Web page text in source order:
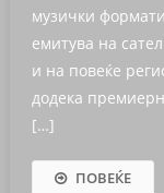
музички
емитува на
и на повеќе
додека
[…]
ПОВЕЌЕ